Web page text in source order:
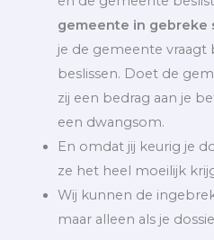
gemeente in gebreke
je de gemeente vraagt
beslissen. Doet de
zij een bedrag aan je
een dwangsom.
En omdat jij keurig je
ze het heel moeilijk
Wij kunnen de
maar alleen als je